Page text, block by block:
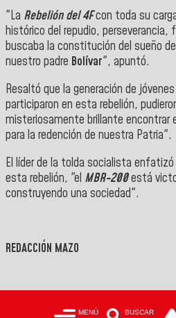
"La Rebelión del 4Fcon toda su
histórico del repudio, perseverancia,
buscaba la constitución del sueño
nuestro padre Bolívar", apuntó.
Resaltó que la generación de
participaron en esta rebelión,
misteriosamente brillante encontrar
para la redención de nuestra Patria".
El líder de la tolda socialista
esta rebelión, "el MBR-200está
construyendo una sociedad".
REDACCIÓN MAZO
MENÚ BUSCAR